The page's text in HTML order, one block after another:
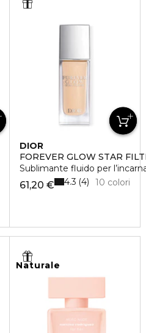
DIOR
FOREVER GLOW STAR
Sublimante fluido per
61,20 € 10 colori
4.3 4
Naturale